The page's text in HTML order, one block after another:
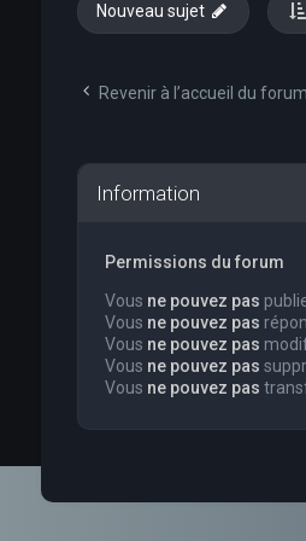
Nouveau sujet
Revenir à l’accueil du forum
Information
Permissions du forum
Vous ne pouvez pas
Vous ne pouvez pas
Vous ne pouvez pas
Vous ne pouvez pas
Vous ne pouvez pas